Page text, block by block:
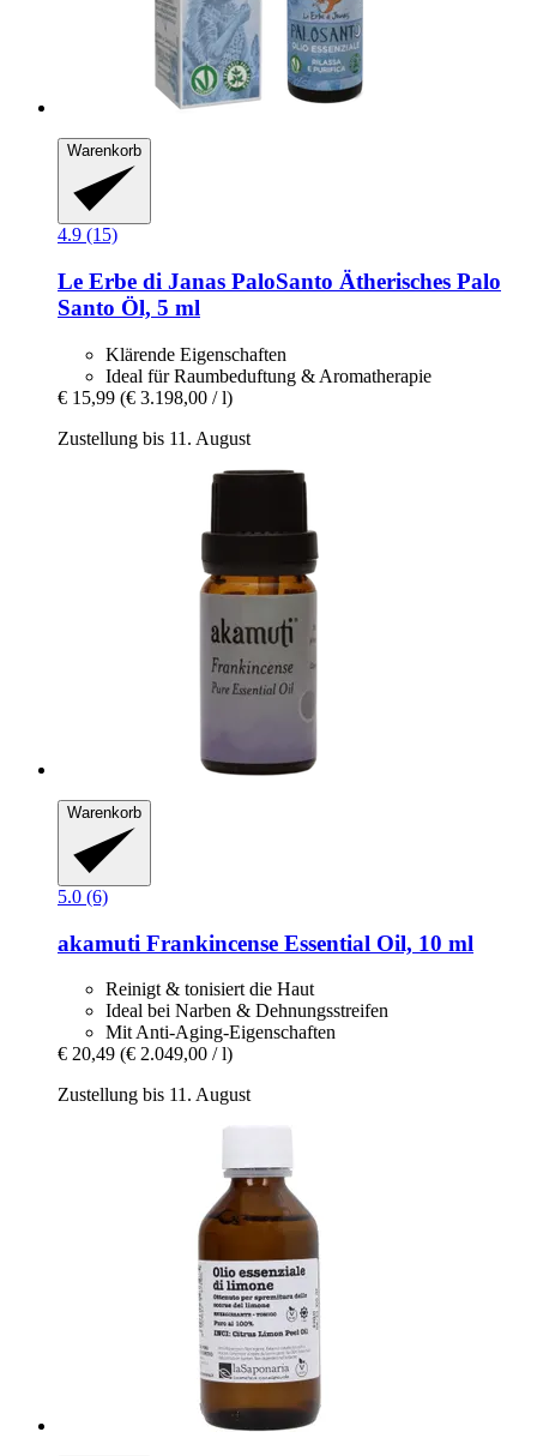
Warenkorb
4.9 (15)
Le Erbe di Janas PaloSanto Ätherisches Palo
Santo Öl, 5 ml
Klärende Eigenschaften
Ideal für Raumbeduftung & Aromatherapie
€ 15,99 (€ 3.198,00 / l)
Zustellung bis 11. August
Warenkorb
5.0 (6)
akamuti Frankincense Essential Oil, 10 ml
Reinigt & tonisiert die Haut
Ideal bei Narben & Dehnungsstreifen
Mit Anti-Aging-Eigenschaften
€ 20,49 (€ 2.049,00 / l)
Zustellung bis 11. August